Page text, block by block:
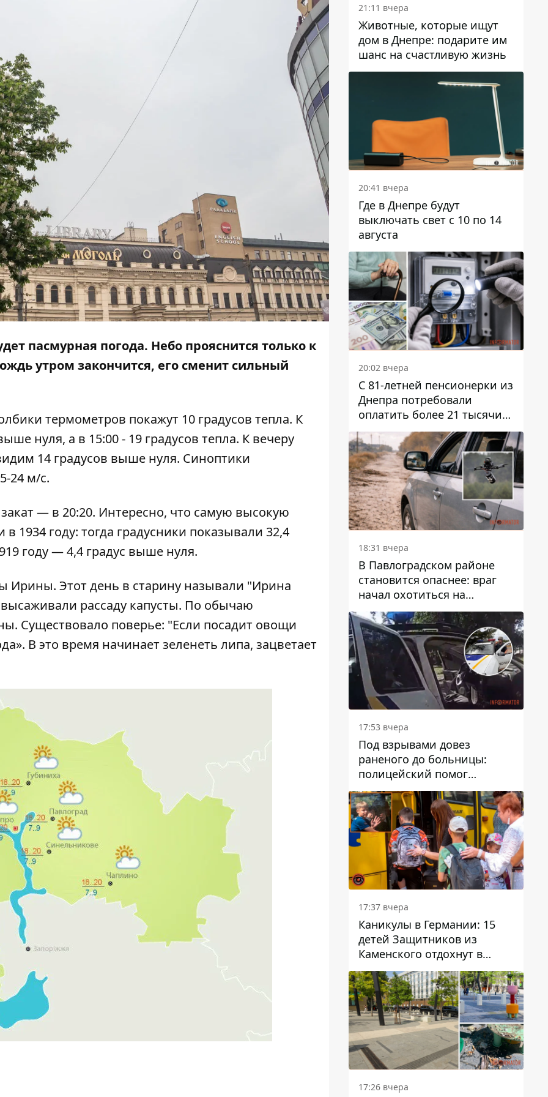
пасмурная погода. Небо прояснится только к
утром закончится, его сменит сильный
термометров покажут 10 градусов тепла. К
нуля, а в 15:00 - 19 градусов тепла. К вечеру
14 градусов выше нуля. Синоптики
24 м/с.
— в 20:20. Интересно, что самую высокую
1934 году: тогда градусники показывали 32,4
году — 4,4 градус выше нуля.
Ирины. Этот день в старину называли "Ирина
рассаду капусты. По обычаю
Существовало поверье: "Если посадит овощи
В это время начинает зеленеть липа, зацветает
21:11 вчера
Животные, которые ищут
дом в Днепре: подарите им
шанс на счастливую жизнь
20:41 вчера
Где в Днепре будут
выключать свет с 10 по 14
августа
20:02 вчера
С 81-летней пенсионерки из
Днепра потребовали
оплатить более 21 тысячи
гривен за "вмешательство в
работу счетчика"
18:31 вчера
В Павлоградском районе
становится опаснее: враг
начал охотиться на
гражданский и военный
транспорт
17:53 вчера
Под взрывами довез
раненого до больницы:
полицейский помог
пострадавшему после атаки
на Каменский район
17:37 вчера
Каникулы в Германии: 15
детей Защитников из
Каменского отдохнут в
Вуппертале
17:26 вчера